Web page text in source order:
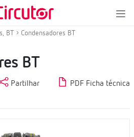
BT
Condensadores BT
BT
Partilhar PDF Ficha técnica